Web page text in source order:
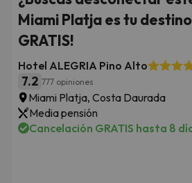
Miami Platja es tu destino
GRATIS!
Hotel ALEGRIA Pino Alto
7.2 777 opiniones
Miami Platja, Costa Daurada
Media pensión
Cancelación GRATIS hasta 8